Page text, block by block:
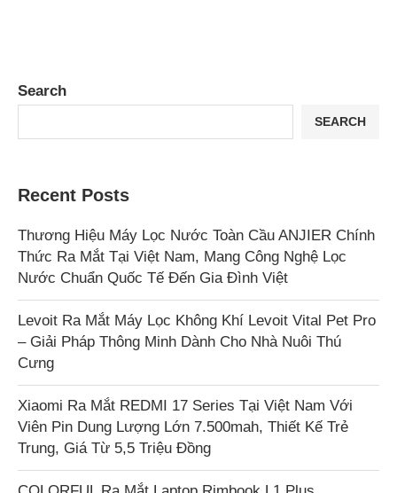
Search
SEARCH
Recent Posts
Thương Hiệu Máy Lọc Nước Toàn Cầu ANJIER Chính
Thức Ra Mắt Tại Việt Nam, Mang Công Nghệ Lọc
Nước Chuẩn Quốc Tế Đến Gia Đình Việt
Levoit Ra Mắt Máy Lọc Không Khí Levoit Vital Pet Pro
– Giải Pháp Thông Minh Dành Cho Nhà Nuôi Thú
Cưng
Xiaomi Ra Mắt REDMI 17 Series Tại Việt Nam Với
Viên Pin Dung Lượng Lớn 7.500mah, Thiết Kế Trẻ
Trung, Giá Từ 5,5 Triệu Đồng